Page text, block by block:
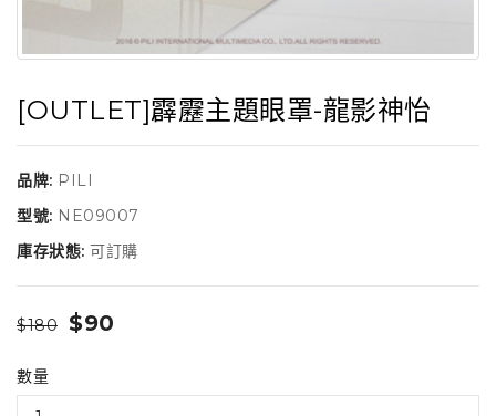
[OUTLET]霹靂主題眼罩-龍影神怡
品牌: PILI
型號: NE09007
庫存狀態: 可訂購
$180 $90
數量